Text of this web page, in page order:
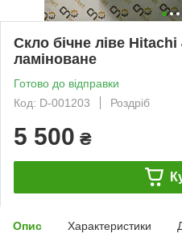
Скло бічне ліве
ламіноване
Готово до відправки
Код: D-001203
Роздріб
5 500 ₴
Опис Характеристики